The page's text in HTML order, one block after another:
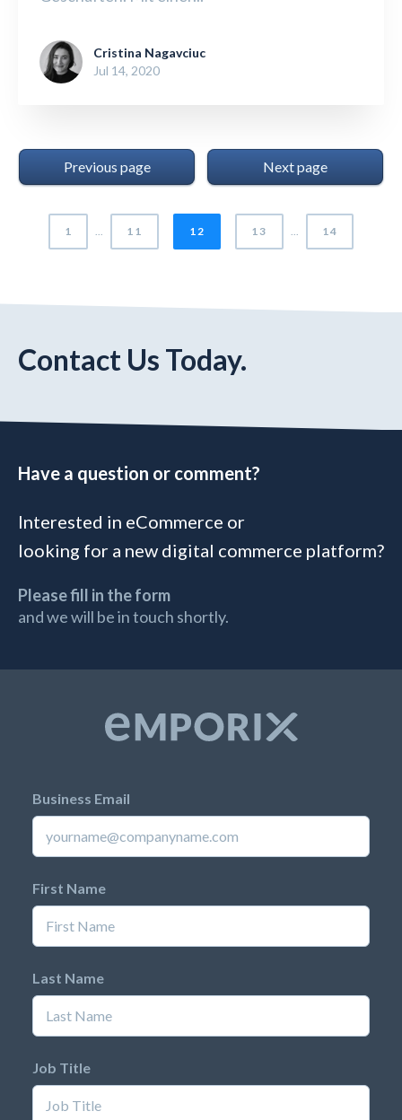
Cristina Nagavciuc
Jul 14, 2020
Previous page
1 ... 11 12 13 ... 14
Next page
Contact Us Today.
Have a question or comment?
Interested in eCommerce or
looking for a new digital commerce platform?
Please fill in the form
and we will be in touch shortly.
Business Email
First Name
Last Name
Job Title